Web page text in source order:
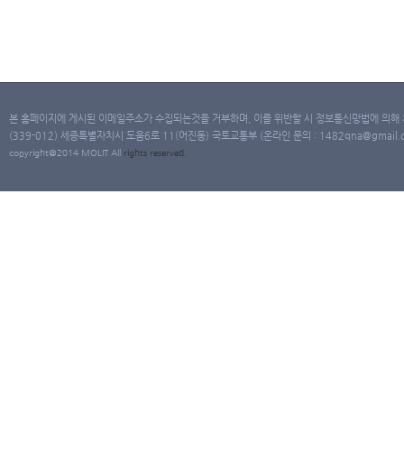
본 홈페이지에 게시된 이메일주소가 수집되는것을 거부하며, 이를 위반할 시 정보통신망법에 의
(339-012) 세종특별자치시 도움6로 11(어진동) 국토교통부 (온라인 문의 :
copyright@2014 MOLIT All rights reserved.